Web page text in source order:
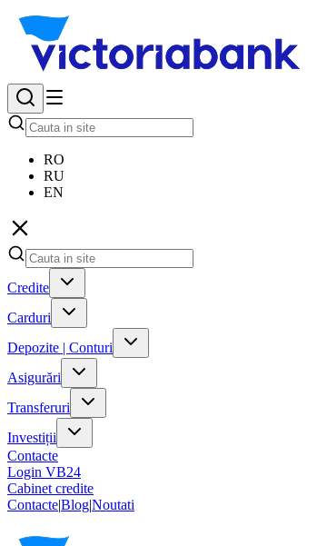
RO
RU
EN
Credite
Carduri
Depozite | Conturi
Asigurări
Transferuri
Investiții
Contacte
Login VB24
Cabinet credite
Contacte|Blog|Noutati